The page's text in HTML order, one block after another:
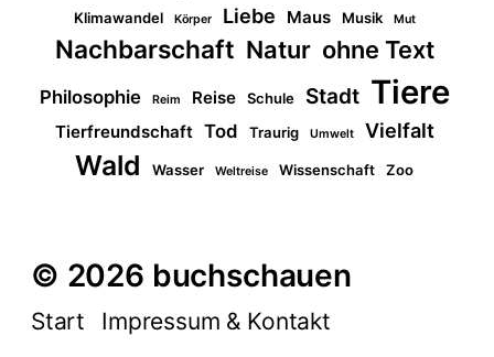
Klimawandel Körper Liebe Maus Musik Mut
Nachbarschaft Natur ohne Text
Philosophie Reim Reise Schule Stadt Tiere
Tierfreundschaft Tod Traurig Umwelt Vielfalt
Wald Wasser Weltreise Wissenschaft Zoo
© 2026 buchschauen
Start
Impressum & Kontakt